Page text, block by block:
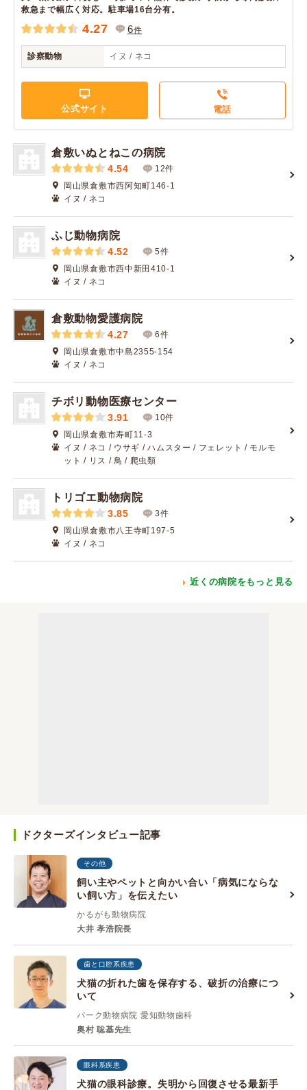
救急まで幅広く対応。駐車場16台分有。
4.27 6件
診察動物 イヌ / ネコ
公式サイト 電話
倉敷いぬとねこの病院
4.54
12件
岡山県倉敷市西阿知町146-1
イヌ / ネコ
ふじ動物病院
4.52
5件
岡山県倉敷市西中新田410-1
イヌ / ネコ
倉敷動物愛護病院
4.27
6件
岡山県倉敷市中島2355-154
イヌ / ネコ
チボリ動物医療センター
3.91
10件
岡山県倉敷市寿町11-3
イヌ / ネコ / ウサギ / ハムスター / フェレット / モルモ
ット / リス / 鳥 / 爬虫類
トリゴエ動物病院
3.85
3件
岡山県倉敷市八王寺町197-5
イヌ / ネコ
近くの病院をもっと見る
ドクターズインタビュー記事
その他
飼い主やペットと向かい合い「病気にならな
い飼い方」を伝えたい
かるがも動物病院
大井 孝浩院長
歯と口腔系疾患
犬猫の折れた歯を保存する、破折の治療につ
いて
パーク動物病院 愛知動物歯科
奥村 聡基先生
眼科系疾患
犬猫の眼科診療。失明から回復させる最新手